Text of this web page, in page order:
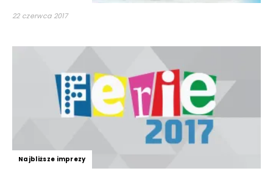
22 czerwca 2017
Najbliższe imprezy